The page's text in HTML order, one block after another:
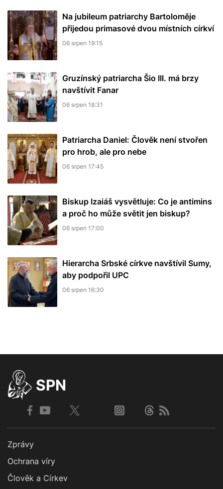
Na jubileum patriarchy Bartoloměje
přijedou primasové dvou místních církví
06 srpen 19:15
Gruzínský patriarcha Šio III. má brzy
navštívit Fanar
06 srpen 18:31
Patriarcha Daniel: Člověk není stvořen
pro hrob, ale pro nebe
06 srpen 17:45
Biskup Izaiáš vysvětluje: Co je antimins
a proč ho může světit jen biskup?
06 srpen 17:00
Hierarcha Srbské církve navštívil Sumy,
aby podpořil UPC
06 srpen 16:30
SPN
Zprávy
Ochrana víry
Člověk a Církev